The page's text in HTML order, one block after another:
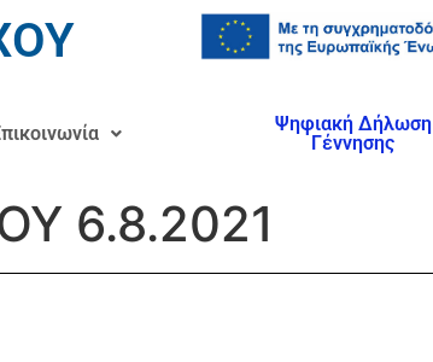
Ψηφιακή Δήλωση
Γέννησης
6.8.2021